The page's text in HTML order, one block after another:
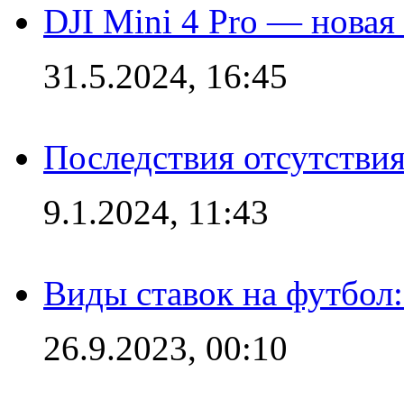
DJI Mini 4 Pro — новая
31.5.2024, 16:45
Последствия
9.1.2024, 11:43
Виды ставок на
26.9.2023, 00:10